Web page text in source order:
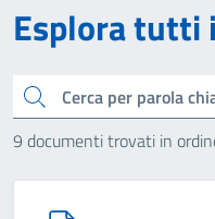
Esplora tutti
Cerca
9 documenti trovati in